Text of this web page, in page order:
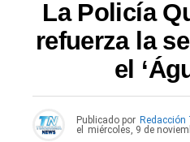
La Policía
refuerza la
el
Publicado por Redacción
el
miércoles, 9 de